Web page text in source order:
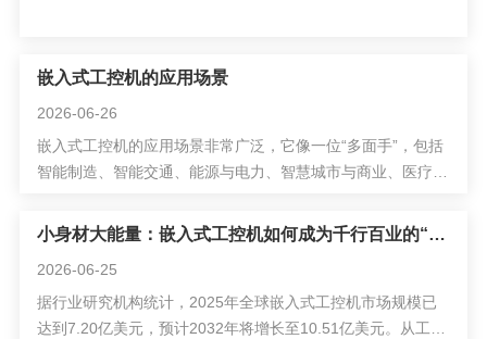
嵌入式工控机的应用场景
2026-06-26
嵌入式工控机的应用场景非常广泛，它像一位“多面手”，包括
智能制造、智能交通、能源与电力、智慧城市与商业、医疗等
成为众多行业数字化转型的关键设备。
小身材大能量：嵌入式工控机如何成为千行百业的“智慧大脑”？
2026-06-25
据行业研究机构统计，2025年全球嵌入式工控机市场规模已
达到7.20亿美元，预计2032年将增长至10.51亿美元。从工厂